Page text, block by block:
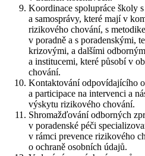
Koordinace spolupráce školy
a samosprávy, které mají v
rizikového chování, s
v poradně a s poradenskými,
krizovými, a dalšími
a institucemi, které působí v
chování.
Kontaktování odpovídajícího
a participace na intervenci a
výskytu rizikového chování.
Shromažďování odborných
v poradenské péči
v rámci prevence rizikového
o ochraně osobních údajů.